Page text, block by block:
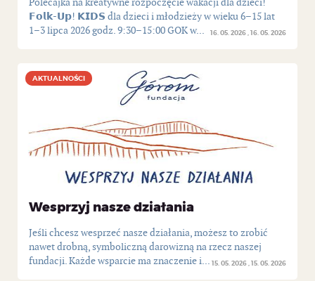
16. 05. 2026 16. 05. 2026
Polecajka na kreatywne rozpoczęcie wakacji dla dzieci!
𝗙𝗼𝗹𝗸-𝗨𝗽! 𝗞𝗜𝗗𝗦 dla dzieci i młodzieży w wieku 6–15 lat
1–3 lipca 2026 godz. 9:30–15:00 GOK w...
Wesprzyj nasze działania
AKTUALNOŚCI
15. 05. 2026 15. 05. 2026
Jeśli chcesz wesprzeć nasze działania, możesz to zrobić
nawet drobną, symboliczną darowizną na rzecz naszej
fundacji. Każde wsparcie ma znaczenie i...
AKTUALNOŚCI